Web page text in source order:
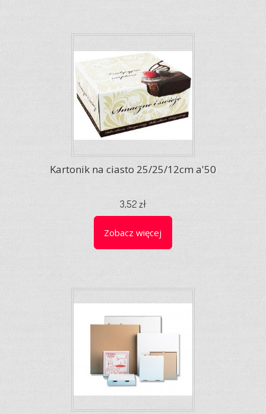
Kartonik na ciasto 25/25/12cm a'50
3,52 zł
Zobacz więcej